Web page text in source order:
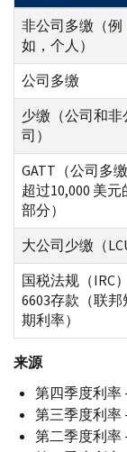
非公司多缴（例
如，个人）
公司多缴
少缴（公司和非
司）
GATT（公司多
超过10,000 美元
部分）
大公司少缴（
国税法规（IRC）
6603存款（联邦
期利率）
来源
第四季度利率
第三季度利率
第二季度利率